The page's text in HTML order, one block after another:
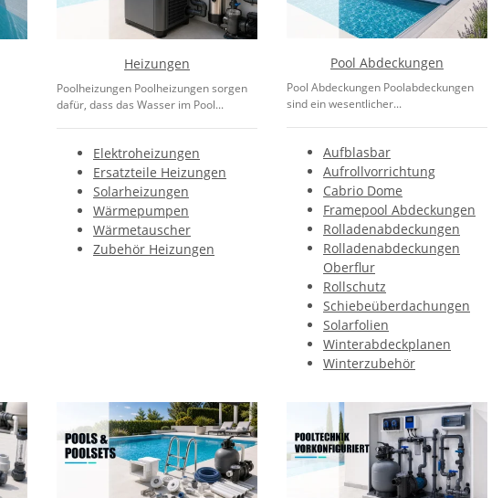
Heizungen
Poolheizungen Poolheizungen sorgen
dafür, dass das Wasser im Pool...
Elektroheizungen
Ersatzteile Heizungen
Solarheizungen
Wärmepumpen
Wärmetauscher
Zubehör Heizungen
Pool Abdeckungen
Pool Abdeckungen Poolabdeckungen
sind ein wesentlicher...
Aufblasbar
Aufrollvorrichtung
Cabrio Dome
Framepool Abdeckungen
Rolladenabdeckungen
Rolladenabdeckungen
Oberflur
Rollschutz
Schiebeüberdachungen
Solarfolien
Winterabdeckplanen
Winterzubehör